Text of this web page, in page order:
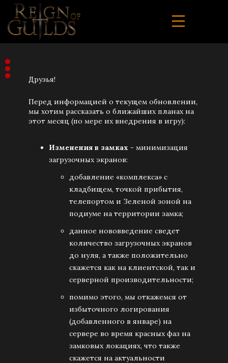
Друзья!
Перед информацией о текущем обновлении,
мы хотим рассказать о ближайших планах на
этот месяц (по мере их внедрения в игру):
Изменения в замках - минимизация
загрузочных экранов:
добавление «комплекса» с
кладбищем, точкой прибытия,
телепортом и Зеленой зоной на
подиуме на территории замка;
данное нововведение сведет
количество загрузочных экранов
до нуля, а также положительно
скажется как на клиентской, так и
серверной производительности;
помимо этого, мы откажемся от
избыточного логирования
(добавленного в январе) на
сервере во время красных фаз на
замковых локациях, что также
скажется на актуальности